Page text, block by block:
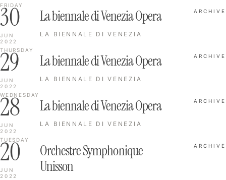
FRIDAY
30
JUN
2022
THURSDAY
La biennale di Venezia Opera
LA BIENNALE DI VENEZIA
ARCHIVE
29
JUN
2022
WEDNESDAY
La biennale di Venezia Opera
LA BIENNALE DI VENEZIA
ARCHIVE
28
JUN
2022
TUESDAY
La biennale di Venezia Opera
LA BIENNALE DI VENEZIA
ARCHIVE
20
JUN
2022
Orchestre Symphonique
Unisson
ARCHIVE